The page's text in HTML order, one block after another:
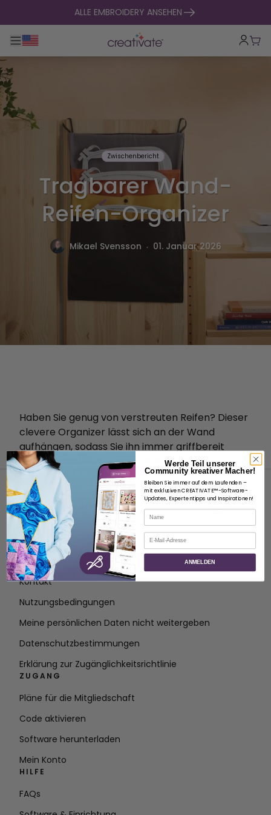
zum Inhalt springenALLE EMBROIDERY ANSEHEN
Hauptnavigation umklappen
Zwischenbericht
Tragbarer Wand-
Reifen-Organizer
Mikael Svensson . 01. Januar 2026
Haben Sie genug von verstreuten Reifen? Dieser
clevere Organizer lässt sich an der Wand
aufhängen, sodass Sie ihn immer griffbereit
haben und stilvoll präsentieren können.
ÜBER
Über SVP Worldwide
Kontakt
Nutzungsbedingungen
Meine persönlichen Daten nicht weitergeben
Datenschutzbestimmungen
Erklärung zur Zugänglichkeitsrichtlinie
ZUGANG
Pläne für die Mitgliedschaft
Code aktivieren
Software herunterladen
Mein Konto
HILFE
FAQs
Werde Teil unserer
Community kreativer Macher!
Bleiben Sie immer auf dem Laufenden –
mit exklusiven CREATIVATE™-Software-
Updates, Expertentipps und Inspirationen!
Name
E-Mail
ANMELDEN